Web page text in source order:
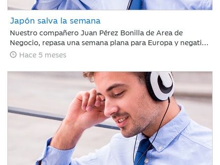
Japón salva la semana
Nuestro compañero Juan Pérez Bonilla de Area de
Negocio, repasa una semana plana para Europa y negativa
para Estados Unidos, en la que la renta variable japonesa
Hace 5 meses